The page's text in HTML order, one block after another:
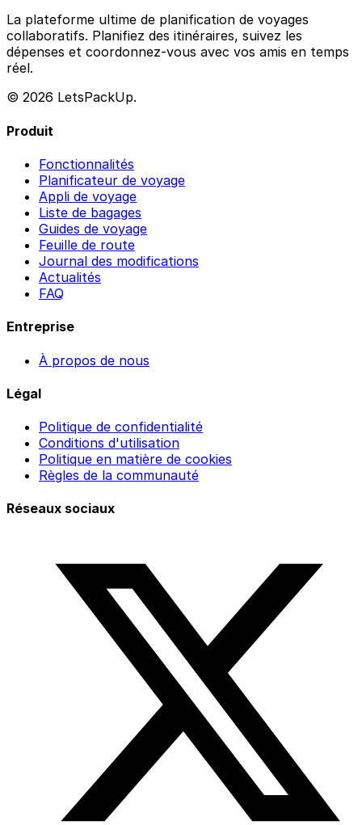
La plateforme ultime de planification de voyages
collaboratifs. Planifiez des itinéraires, suivez les
dépenses et coordonnez-vous avec vos amis en temps
réel.
© 2026 LetsPackUp.
Produit
Fonctionnalités
Planificateur de voyage
Appli de voyage
Liste de bagages
Guides de voyage
Feuille de route
Journal des modifications
Actualités
FAQ
Entreprise
À propos de nous
Légal
Politique de confidentialité
Conditions d'utilisation
Politique en matière de cookies
Règles de la communauté
Réseaux sociaux